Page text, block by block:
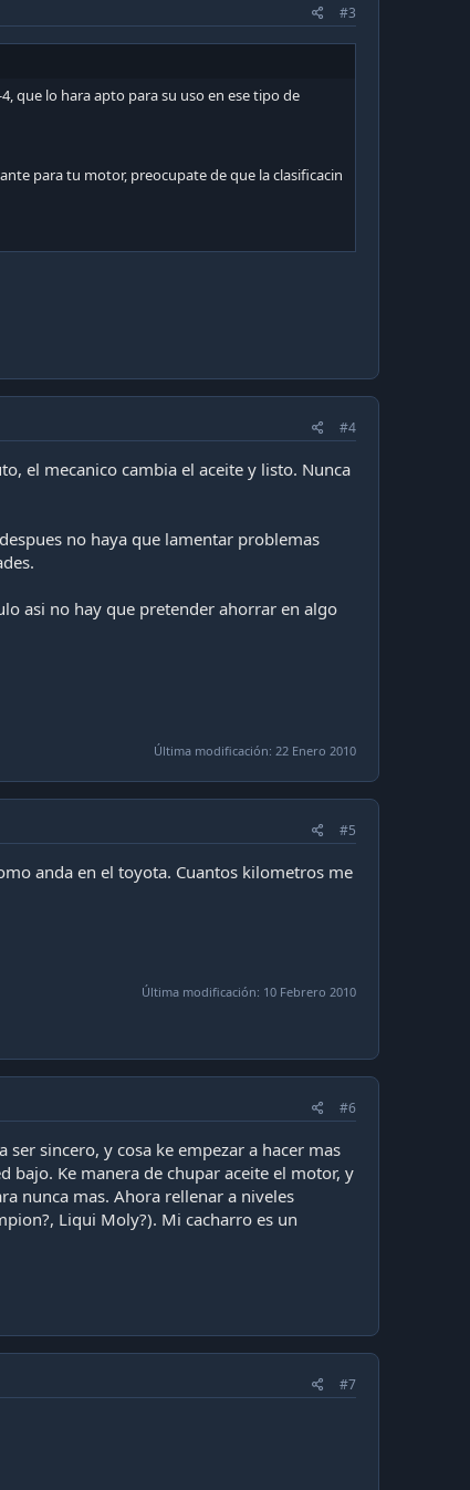
#3
que lo hara apto para su uso en ese tipo de
para tu motor, preocupate de que la clasificacin
#4
el mecanico cambia el aceite y listo. Nunca
no haya que lamentar problemas
asi no hay que pretender ahorrar en algo
Última modificación: 22 Enero 2010
#5
anda en el toyota. Cuantos kilometros me
Última modificación: 10 Febrero 2010
#6
sincero, y cosa ke empezar a hacer mas
bajo. Ke manera de chupar aceite el motor, y
nunca mas. Ahora rellenar a niveles
Liqui Moly?). Mi cacharro es un
#7